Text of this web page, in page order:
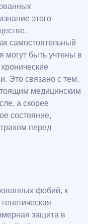
этого
самостоятельный
могут быть учтены в
Это связано с тем,
медицинским
а скорее
состояние,
перед
фобий, к
защита в